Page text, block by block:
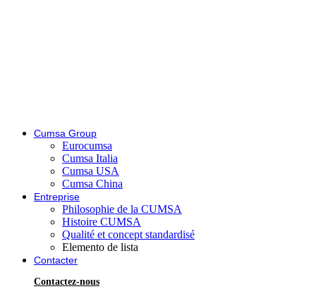
Cumsa Group
Eurocumsa
Cumsa Italia
Cumsa USA
Cumsa China
Entreprise
Philosophie de la CUMSA
Histoire CUMSA
Qualité et concept standardisé
Elemento de lista
Contacter
Contactez-nous